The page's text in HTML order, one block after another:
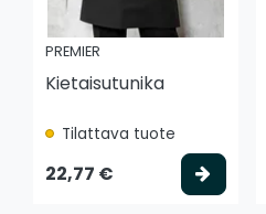
PREMIER
Kietaisutunika
Tilattava tuote
22,77 €